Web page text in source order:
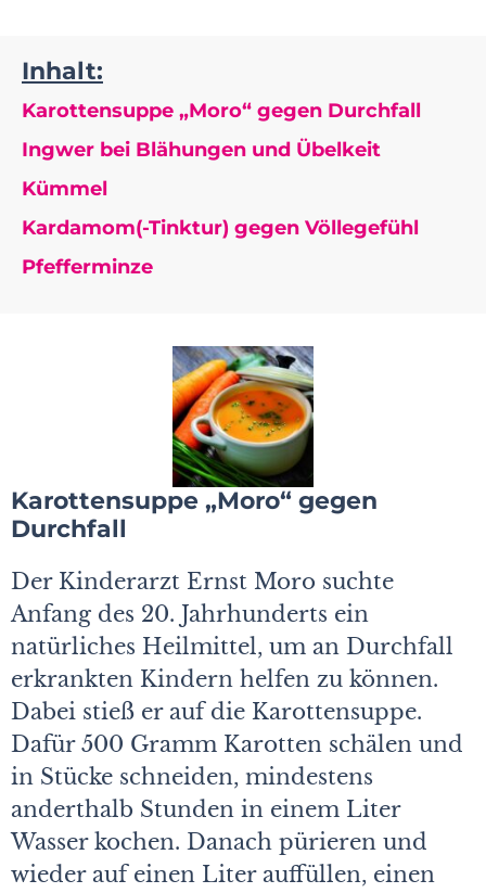
Inhalt:
Karottensuppe „Moro“ gegen Durchfall
Ingwer bei Blähungen und Übelkeit
Kümmel
Kardamom(-Tinktur) gegen Völlegefühl
Pfefferminze
Karottensuppe „Moro“ gegen
Durchfall
Der Kinderarzt Ernst Moro suchte
Anfang des 20. Jahrhunderts ein
natürliches Heilmittel, um an Durchfall
erkrankten Kindern helfen zu können.
Dabei stieß er auf die Karottensuppe.
Dafür 500 Gramm Karotten schälen und
in Stücke schneiden, mindestens
anderthalb Stunden in einem Liter
Wasser kochen. Danach pürieren und
wieder auf einen Liter auffüllen, einen